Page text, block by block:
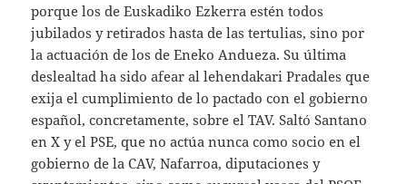
porque los de Euskadiko Ezkerra estén todos
jubilados y retirados hasta de las tertulias, sino por
la actuación de los de Eneko Andueza. Su última
deslealtad ha sido afear al lehendakari Pradales que
exija el cumplimiento de lo pactado con el gobierno
español, concretamente, sobre el TAV. Saltó Santano
en X y el PSE, que no actúa nunca como socio en el
gobierno de la CAV, Nafarroa, diputaciones y